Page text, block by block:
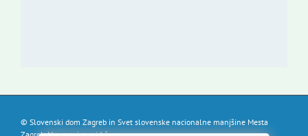
© Slovenski dom Zagreb in Svet slovenske nacionalne manjšine Mesta